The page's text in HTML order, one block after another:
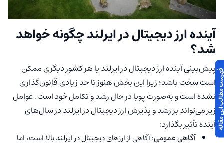
آینده ارز دیجیتال در ایرلند چگونه خواهد
شد؟
پیش‌بینی آینده ارز دیجیتال در ایرلند یا هر کشور دیگری ممکن
است سخت باشد؛ زیرا این بخش هنوز تا حد زیادی قانون‌گذاری
نشده است و به‌صورت پویا در حال رشد و تکامل خود است. عوامل
زیر می‌تواند بر رشد و پذیرش ارز دیجیتال در ایرلند در سال‌های
آینده تأثیر بگذارد:
آگاهی عمومی:آگاهی از ارزهای دیجیتال در ایرلند بالا است، اما
مقاله